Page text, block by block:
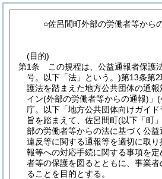
○佐呂間町外部の労働者等から
(目的)
第1条
この規程は、公益通報者保護
号。以下「法」という。)第13条第
護法を踏まえた地方公共団体の通
イン(外部の労働者等からの通報) 」 (
庁。以下「地方公共団体向けガイ
旨を踏まえて、佐呂間町(以下「町
部の労働者等からの法に基づく公
違反等に関する通報等を適切に取
報等への対応手続に関する事項を
者等の保護を図るとともに、事業
ることを目的とする。